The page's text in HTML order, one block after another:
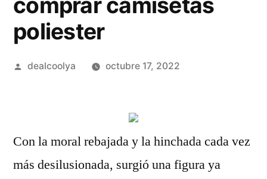
poliester
Publicado
dealcoolya octubre 17, 2022
Con la moral rebajada y la hinchada cada vez
más desilusionada, surgió una figura ya